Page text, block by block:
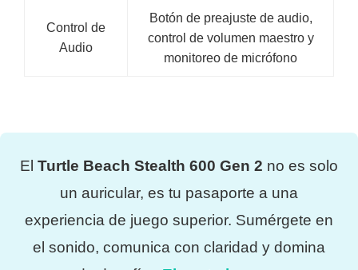
Control de
Audio
Botón de preajuste de audio,
control de volumen maestro y
monitoreo de micrófono
El Turtle Beach Stealth 600 Gen 2 no es solo
un auricular, es tu pasaporte a una
experiencia de juego superior. Sumérgete en
el sonido, comunica con claridad y domina